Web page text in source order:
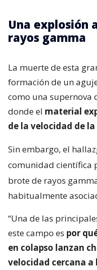
Una explosión
rayos gamma
La muerte de esta
formación de un
como una supernova
donde el material
de la velocidad de la
Sin embargo, el
comunidad científica
brote de rayos
habitualmente
“Una de las
este campo es por
en colapso lanzan
velocidad cercana a